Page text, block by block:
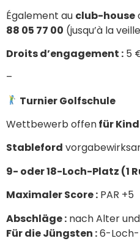
Également au club-house
88 05 77 00 (jusqu’à la
Droits d’engagement : 5
–
Turnier Golfschule
Wettbewerb offenfür
Stableford
9- oder 18-Loch-Platz (1
Maximaler Score : PAR +5
Abschläge : nach Alter
Für die Jüngsten :6-